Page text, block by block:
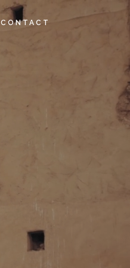
CONTACT